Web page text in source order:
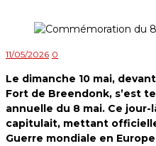
11/05/2026 0
Le dimanche 10 mai,
Fort de Breendonk, s’est
annuelle du 8 mai. Ce jour-
capitulait, mettant
Guerre mondiale en